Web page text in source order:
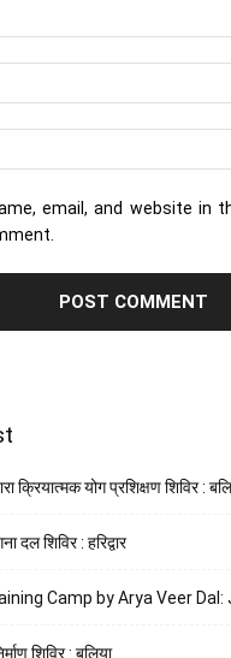
email, and website in
क्रियात्मक योग प्रशिक्षण शिविर :
दल शिविर : हरिद्वार
Camp by Arya Veer Dal:
शिविर : बलिया